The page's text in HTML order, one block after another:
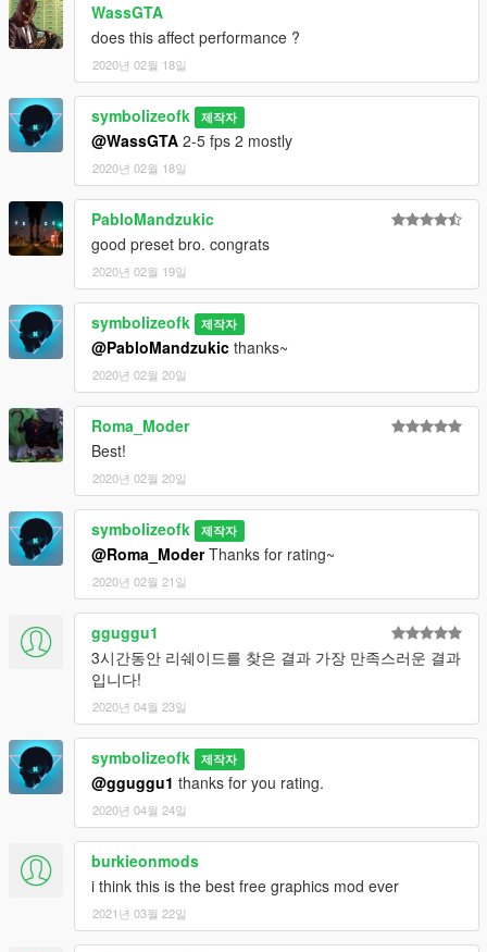
[PROXY]
EnableProxyLibrary=true
InitProxyFunctions=false
ProxyLibrary=d3d11.dll
--------------------------------------------------------------------------------
------------------------
Preset created by SymbolizeOfK
WassGTA
does this affect performance ?
2020년 02월 18일
symbolizeofk 제작자
@WassGTA 2-5 fps 2 mostly
2020년 02월 18일
PabloMandzukic
good preset bro. congrats
2020년 02월 19일
symbolizeofk 제작자
@PabloMandzukic thanks~
2020년 02월 20일
Roma_Moder
Best!
2020년 02월 20일
symbolizeofk 제작자
@Roma_ModerThanks for rating~
2020년 02월 21일
gguggu1
3시간동안 리쉐이드를 찾은 결과 가장 만족스러운 결과
입니다!
2020년 04월 23일
symbolizeofk 제작자
@gguggu1 thanks for you rating.
2020년 04월 24일
burkieonmods
i think this is the best free graphics mod ever
2021년 03월 22일